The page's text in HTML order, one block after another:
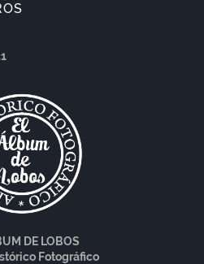
DE LOBOS
Fotográfico